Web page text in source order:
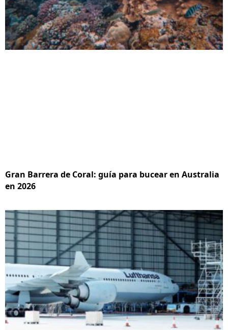
Gran Barrera de Coral: guía para bucear en Australia
en 2026